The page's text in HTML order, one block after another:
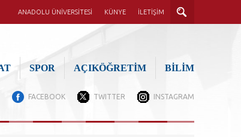
ANADOLU ÜNİVERSİTESİ KÜNYE İLETİŞİM
SPOR AÇIKÖĞRETİM BİLİM
FACEBOOK TWITTER INSTAGRAM